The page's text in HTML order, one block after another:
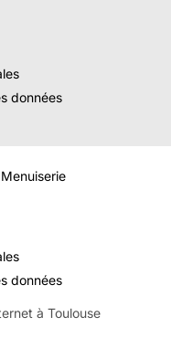
données
données
à Toulouse